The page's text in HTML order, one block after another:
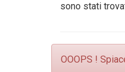
sono stati
OOOPS !